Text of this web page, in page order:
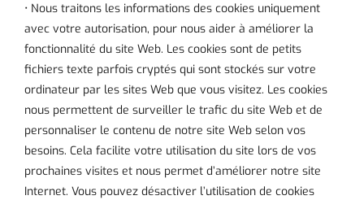
• Nous traitons les informations des cookies uniquement
avec votre autorisation, pour nous aider à améliorer la
fonctionnalité du site Web. Les cookies sont de petits
fichiers texte parfois cryptés qui sont stockés sur votre
ordinateur par les sites Web que vous visitez. Les cookies
nous permettent de surveiller le trafic du site Web et de
personnaliser le contenu de notre site Web selon vos
besoins. Cela facilite votre utilisation du site lors de vos
prochaines visites et nous permet d’améliorer notre site
Internet. Vous pouvez désactiver l’utilisation de cookies